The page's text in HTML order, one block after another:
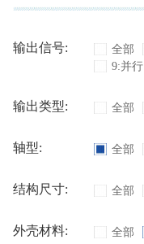
输出信号: 全部
9:并行
输出类型: 全部
轴型: 全部
结构尺寸: 全部
外壳材料: 全部